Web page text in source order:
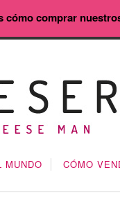
MUNDO CÓMO
cómo comprar